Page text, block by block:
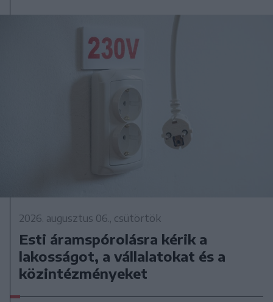
2026. augusztus 06., csütörtök
Esti áramspórolásra kérik a
lakosságot, a vállalatokat és a
közintézményeket